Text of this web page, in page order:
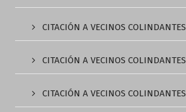
CITACIÓN A VECINOS COLINDANTES
CITACIÓN A VECINOS COLINDANTES
CITACIÓN A VECINOS COLINDANTES